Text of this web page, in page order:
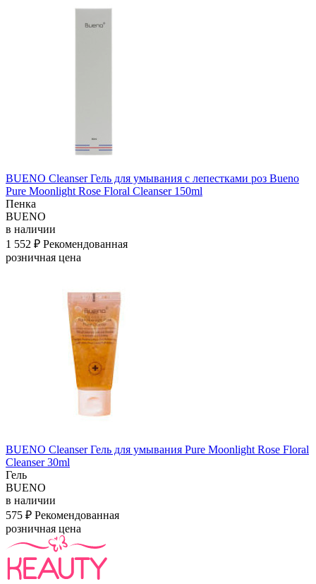
BUENO Cleanser Гель для умывания с лепестками роз Bueno
Pure Moonlight Rose Floral Cleanser 150ml
Пенка
BUENO
в наличии
1 552 ₽ Рекомендованная
розничная цена
BUENO Cleanser Гель для умывания Pure Moonlight Rose Floral
Cleanser 30ml
Гель
BUENO
в наличии
575 ₽ Рекомендованная
розничная цена